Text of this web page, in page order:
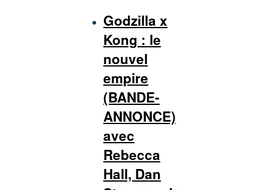
Godzilla x
Kong : le
nouvel
empire
(BANDE-
ANNONCE)
avec
Rebecca
Hall, Dan